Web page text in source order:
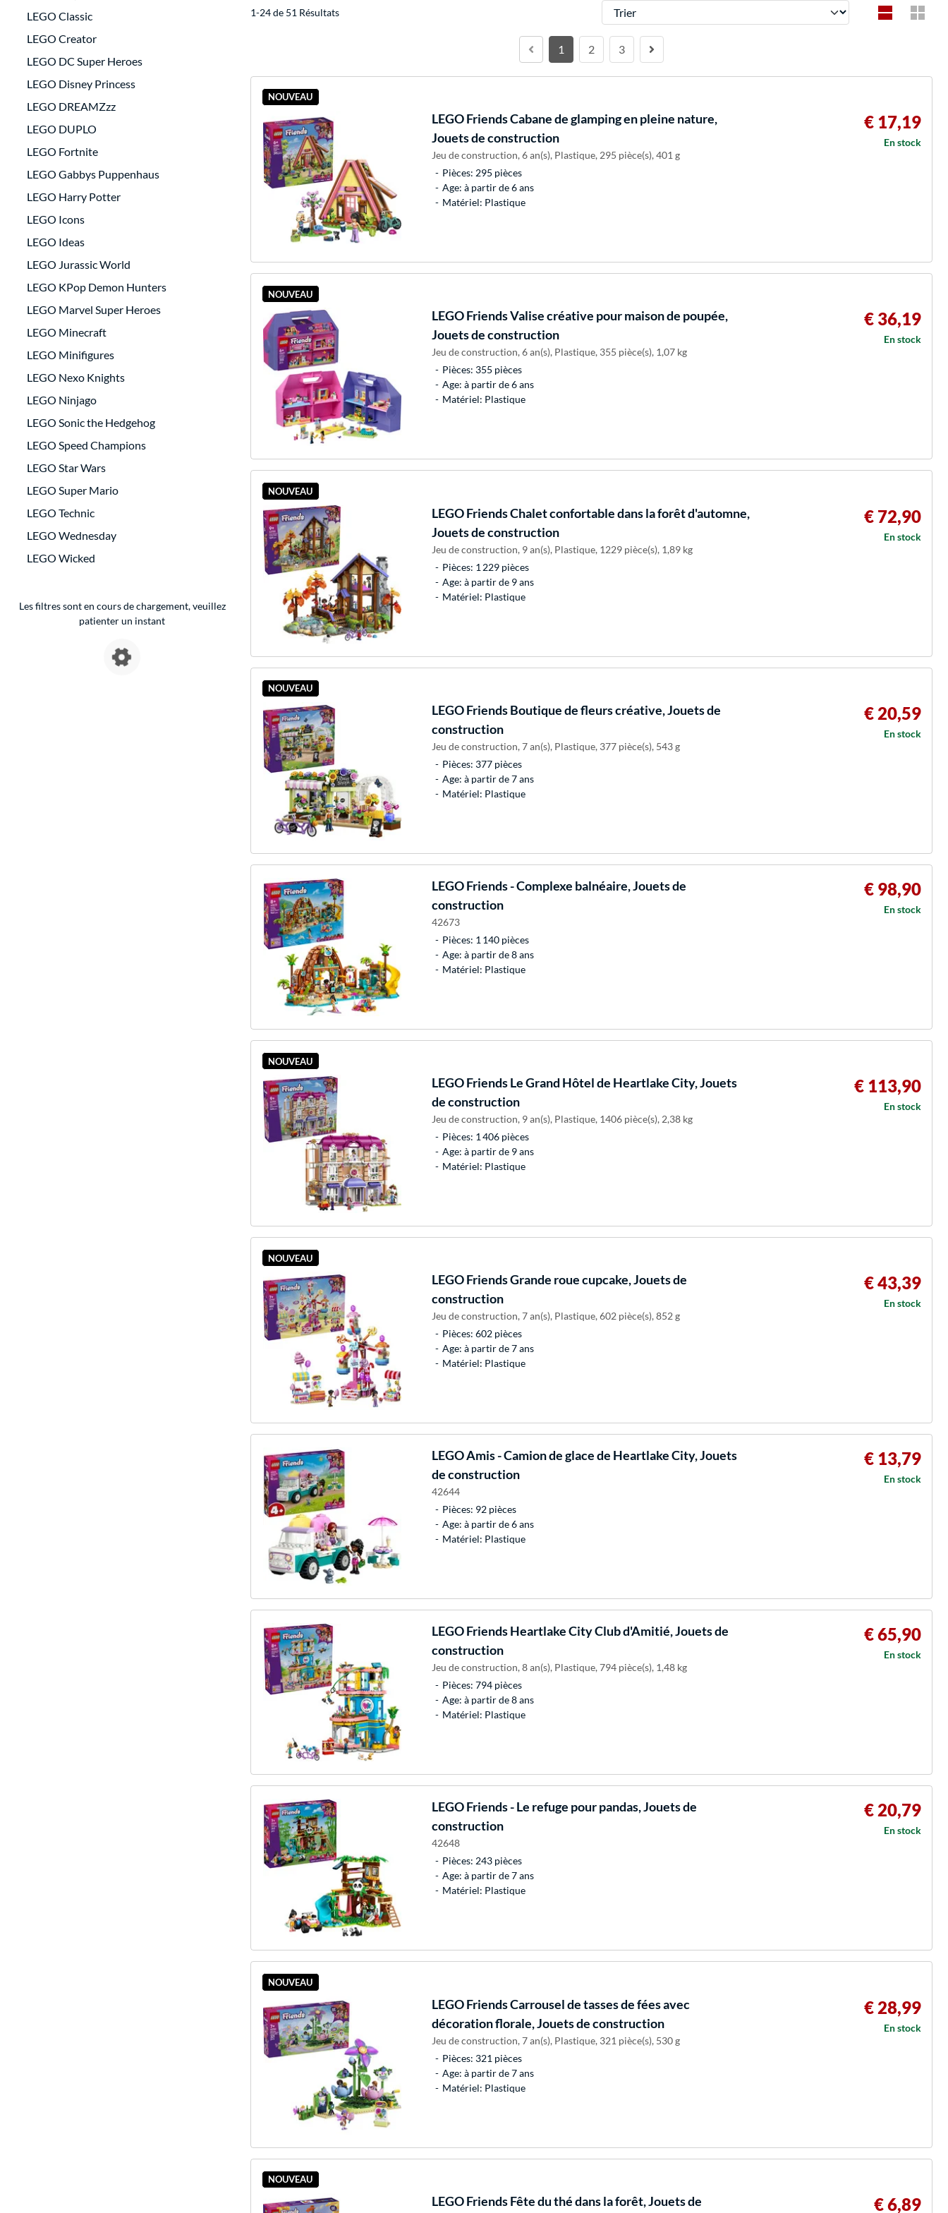
LEGO Classic
LEGO Creator
LEGO DC Super Heroes
LEGO Disney Princess
LEGO DREAMZzz
LEGO DUPLO
LEGO Fortnite
LEGO Gabbys Puppenhaus
LEGO Harry Potter
LEGO Icons
LEGO Ideas
LEGO Jurassic World
LEGO KPop Demon Hunters
LEGO Marvel Super Heroes
LEGO Minecraft
LEGO Minifigures
LEGO Nexo Knights
LEGO Ninjago
LEGO Sonic the Hedgehog
LEGO Speed Champions
LEGO Star Wars
LEGO Super Mario
LEGO Technic
LEGO Wednesday
LEGO Wicked
Les filtres sont en cours de chargement, veuillez
patienter un instant
1-24 de 51 Résultats Trier
1 2 3
NOUVEAU
LEGOFriends Cabane de glamping en pleine nature,
Jouets de construction
Jeu de construction, 6 an(s), Plastique, 295 pièce(s), 401 g
Pièces: 295 pièces
Age: à partir de 6 ans
Matériel: Plastique
€ 17,19
En stock
NOUVEAU
LEGOFriends Valise créative pour maison de poupée,
Jouets de construction
Jeu de construction, 6 an(s), Plastique, 355 pièce(s), 1,07 kg
Pièces: 355 pièces
Age: à partir de 6 ans
Matériel: Plastique
€ 36,19
En stock
NOUVEAU
LEGOFriends Chalet confortable dans la forêt d'automne,
Jouets de construction
Jeu de construction, 9 an(s), Plastique, 1229 pièce(s), 1,89 kg
Pièces: 1 229 pièces
Age: à partir de 9 ans
Matériel: Plastique
€ 72,90
En stock
NOUVEAU
LEGOFriends Boutique de fleurs créative, Jouets de
construction
Jeu de construction, 7 an(s), Plastique, 377 pièce(s), 543 g
Pièces: 377 pièces
Age: à partir de 7 ans
Matériel: Plastique
€ 20,59
En stock
LEGOFriends - Complexe balnéaire, Jouets de
construction
42673
Pièces: 1 140 pièces
Age: à partir de 8 ans
Matériel: Plastique
€ 98,90
En stock
NOUVEAU
LEGOFriends Le Grand Hôtel de Heartlake City, Jouets
de construction
Jeu de construction, 9 an(s), Plastique, 1406 pièce(s), 2,38 kg
Pièces: 1 406 pièces
Age: à partir de 9 ans
Matériel: Plastique
€ 113,90
En stock
NOUVEAU
LEGOFriends Grande roue cupcake, Jouets de
construction
Jeu de construction, 7 an(s), Plastique, 602 pièce(s), 852 g
Pièces: 602 pièces
Age: à partir de 7 ans
Matériel: Plastique
€ 43,39
En stock
LEGOAmis - Camion de glace de Heartlake City, Jouets
de construction
42644
Pièces: 92 pièces
Age: à partir de 6 ans
Matériel: Plastique
€ 13,79
En stock
LEGOFriends Heartlake City Club d'Amitié, Jouets de
construction
Jeu de construction, 8 an(s), Plastique, 794 pièce(s), 1,48 kg
Pièces: 794 pièces
Age: à partir de 8 ans
Matériel: Plastique
€ 65,90
En stock
LEGOFriends - Le refuge pour pandas, Jouets de
construction
42648
Pièces: 243 pièces
Age: à partir de 7 ans
Matériel: Plastique
€ 20,79
En stock
NOUVEAU
LEGOFriends Carrousel de tasses de fées avec
décoration florale, Jouets de construction
Jeu de construction, 7 an(s), Plastique, 321 pièce(s), 530 g
Pièces: 321 pièces
Age: à partir de 7 ans
Matériel: Plastique
€ 28,99
En stock
NOUVEAU
LEGOFriends Fête du thé dans la forêt, Jouets de
€ 6,89